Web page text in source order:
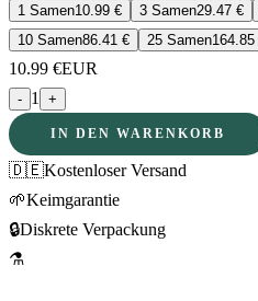
1 Samen10.99 € 3 Samen29.47 €
10 Samen86.41 € 25 Samen164.85
10.99 €EUR
- 1 +
IN DEN WARENKORB
🇩🇪Kostenloser Versand
🌱Keimgarantie
🔒Diskrete Verpackung
⚗